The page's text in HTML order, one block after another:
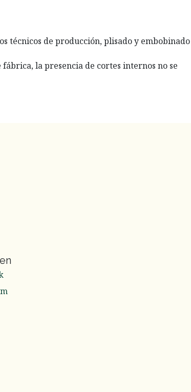
técnicos de producción, plisado y embobinado
la presencia de cortes internos no se